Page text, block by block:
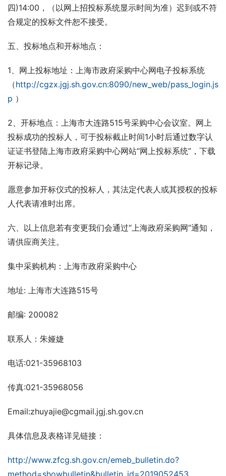
四)14:00，（以网上招投标系统显示时间为准）迟到或不符
合规定的投标文件恕不接受。
五、投标地点和开标地点：
1、网上投标地址：上海市政府采购中心网电子投标系统
（http://cgzx.jgj.sh.gov.cn:8090/new_web/pass_login.js
p ）
2、开标地点：上海市大连路515号采购中心会议室。网上
投标成功的投标人，可于投标截止时间1小时后通过数字认
证证书登陆上海市政府采购中心网站“网上投标系统”，下载
开标记录。
愿意参加开标仪式的投标人，其法定代表人或其授权的投标
人代表请准时出席。
六、以上信息若有变更我们会通过“上海政府采购网”通知，
请供应商关注。
集中采购机构：上海市政府采购中心
地址: 上海市大连路515号
邮编: 200082
联系人：朱娅婕
电话:021-35968103
传真:021-35968056
Email:zhuyajie@cgmail.jgj.sh.gov.cn
具体信息及表格详见链接：
http://www.zfcg.sh.gov.cn/emeb_bulletin.do?